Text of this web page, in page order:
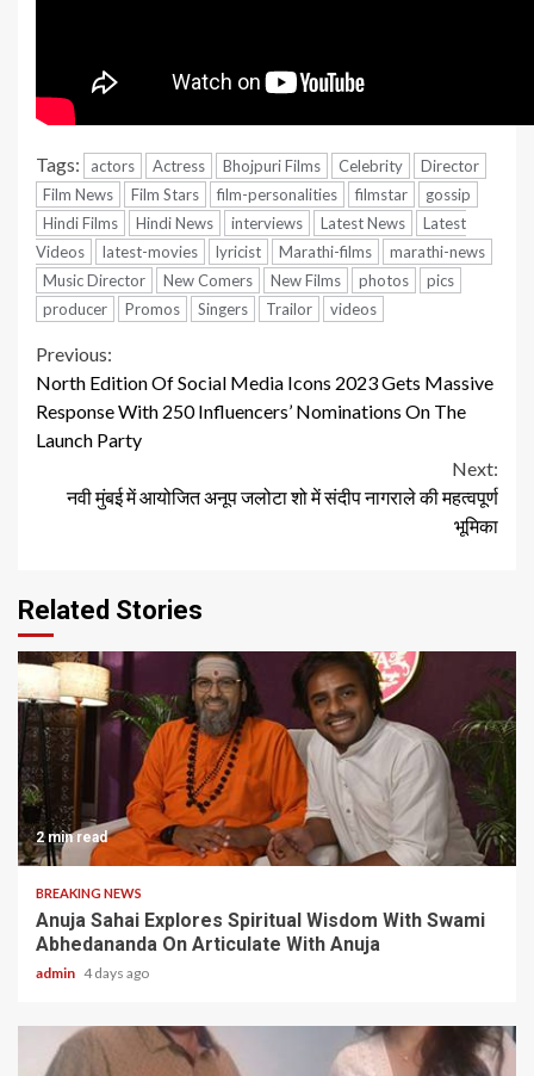
Tags: actors Actress Bhojpuri Films Celebrity
Director
Film News
Film Stars film-personalities filmstar
gossip
Hindi Films
Hindi News interviews Latest News
Latest
Videos
latest-movies lyricist Marathi-films
marathi-news
Music Director
New Comers New Films photos
pics
producer
Promos Singers Trailor videos
Continue
Reading
Previous:
North Edition Of Social Media Icons 2023 Gets Massive
Response With 250 Influencers’ Nominations On The
Launch Party
Next:
नवी मुंबई में आयोजित अनूप जलोटा शो में संदीप नागराले की महत्वपूर्ण
भूमिका
Related Stories
2 min read
BREAKING NEWS
Anuja Sahai Explores Spiritual Wisdom With Swami
Abhedananda On Articulate With Anuja
admin 4 days ago